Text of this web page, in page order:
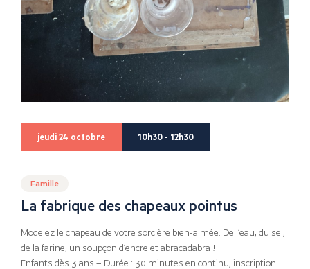
jeudi 24 octobre 10h30 - 12h30
Famille
La fabrique des chapeaux pointus
Modelez le chapeau de votre sorcière bien-aimée. De l’eau, du sel,
de la farine, un soupçon d’encre et abracadabra !
Enfants dès 3 ans – Durée : 30 minutes en continu, inscription